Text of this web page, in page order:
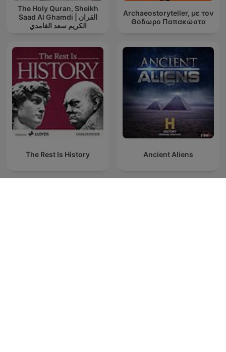
The Holy Quran, Sheikh
Saad Al Ghamdi | القران
الكريم سعد الغامدي
Archaeostoryteller, με τον
Θόδωρο Παπακώστα
The Rest Is History Ancient Aliens